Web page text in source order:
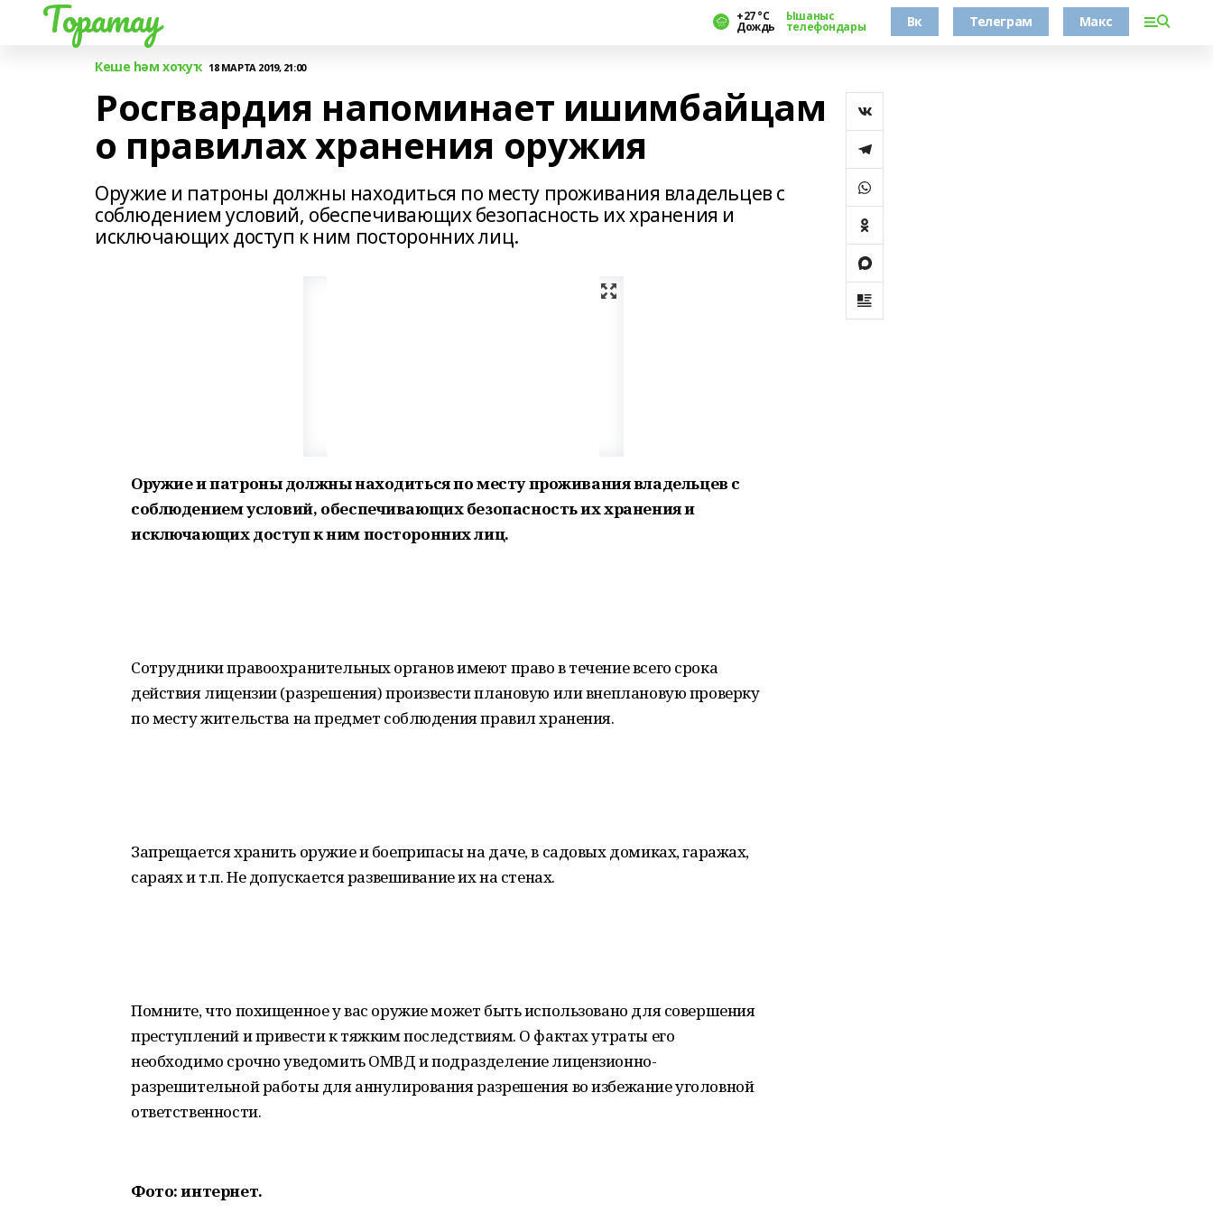
Торатау +27 °С
Дождь
Ышаныс
телефондары Вк Телеграм Макс
Кеше һәм хоҡуҡ 18 МАРТА 2019, 21:00
Росгвардия напоминает ишимбайцам
о правилах хранения оружия
Оружие и патроны должны находиться по месту проживания владельцев с
соблюдением условий, обеспечивающих безопасность их хранения и
исключающих доступ к ним посторонних лиц.
Оружие и патроны должны находиться по месту проживания владельцев с
соблюдением условий, обеспечивающих безопасность их хранения и
исключающих доступ к ним посторонних лиц.
Сотрудники правоохранительных органов имеют право в течение всего срока
действия лицензии (разрешения) произвести плановую или внеплановую проверку
по месту жительства на предмет соблюдения правил хранения.
Запрещается хранить оружие и боеприпасы на даче, в садовых домиках, гаражах,
сараях и т.п. Не допускается развешивание их на стенах.
Помните, что похищенное у вас оружие может быть использовано для совершения
преступлений и привести к тяжким последствиям. О фактах утраты его
необходимо срочно уведомить ОМВД и подразделение лицензионно-
разрешительной работы для аннулирования разрешения во избежание уголовной
ответственности.
Фото: интернет.